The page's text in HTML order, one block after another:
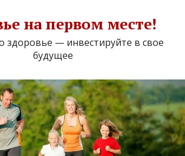
на первом месте!
здоровье — инвестируйте в свое
будущее